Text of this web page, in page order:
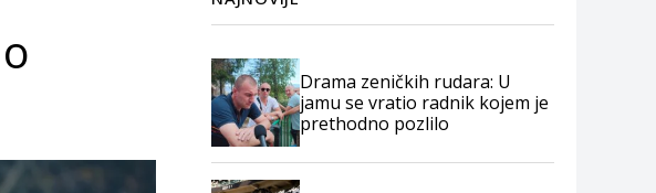
Drama zeničkih rudara: U
jamu se vratio radnik kojem je
prethodno pozlilo